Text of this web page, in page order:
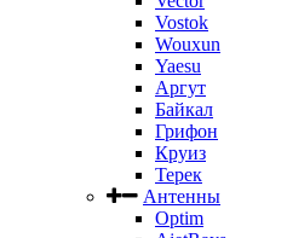
Vostok
Wouxun
Yaesu
Аргут
Байкал
Грифон
Круиз
Терек
Антенны
Optim